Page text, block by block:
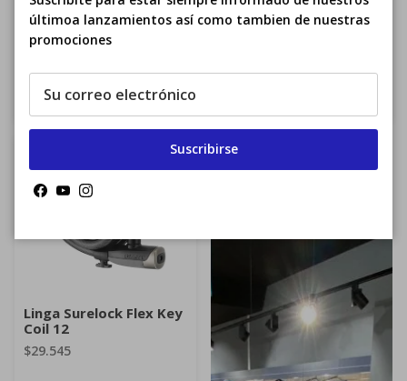
Candado Surelock
Protector 1 STD
$59.240 $48.135
Linga Surelock Flex Key
Coil 12
$29.545
últimoa lanzamientos así como tambien de nuestras
promociones
Suscribirse
Facebook
YouTubeInstagram